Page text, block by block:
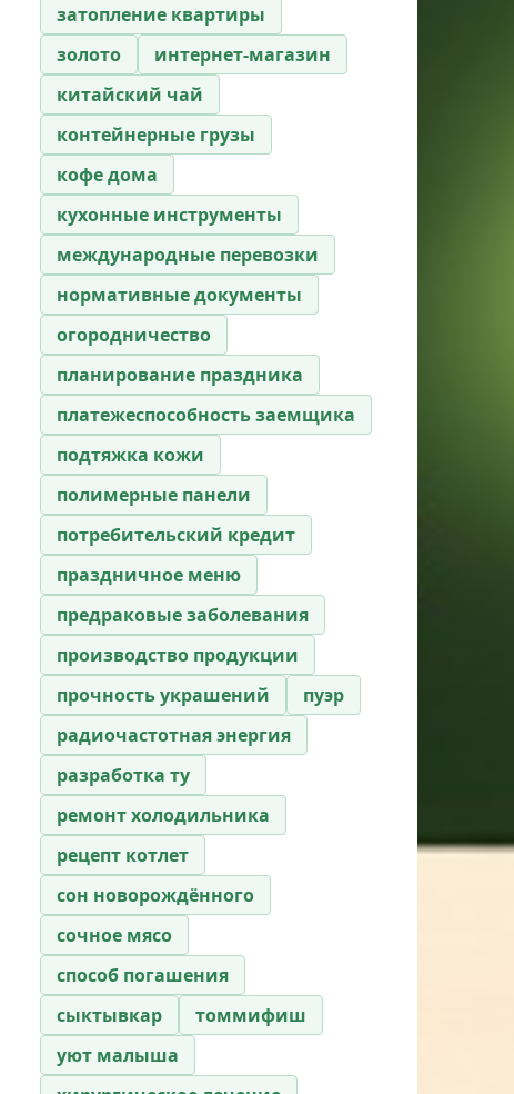
затопление квартиры
золото
интернет-магазин
китайский чай
контейнерные грузы
кофе дома
кухонные инструменты
международные перевозки
нормативные документы
огородничество
планирование праздника
платежеспособность заемщика
подтяжка кожи
полимерные панели
потребительский кредит
праздничное меню
предраковые заболевания
производство продукции
прочность украшений
пуэр
радиочастотная энергия
разработка ту
ремонт холодильника
рецепт котлет
сон новорождённого
сочное мясо
способ погашения
сыктывкар
томмифиш
уют малыша